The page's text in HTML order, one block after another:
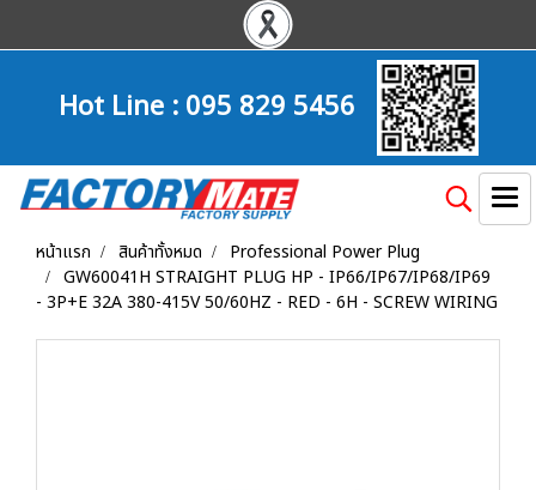
Hot Line :095 829 5456
หน้าแรก สินค้าทั้งหมด
Professional Power Plug
GW60041H STRAIGHT PLUG HP - IP66/IP67/IP68/IP69
- 3P+E 32A 380-415V 50/60HZ - RED - 6H - SCREW WIRING